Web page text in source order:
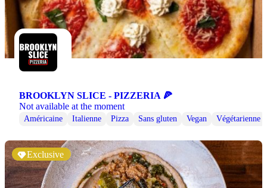
BROOKLYN SLICE - PIZZERIA 🍕
Not available at the moment
Américaine Italienne Pizza Sans gluten Vegan Végétarienne
Exclusive